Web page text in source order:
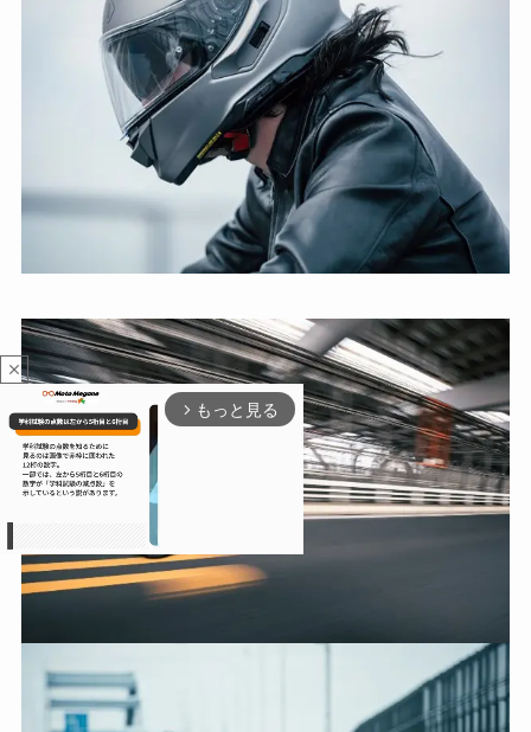
close
arrow_forward_ios もっと見る
u